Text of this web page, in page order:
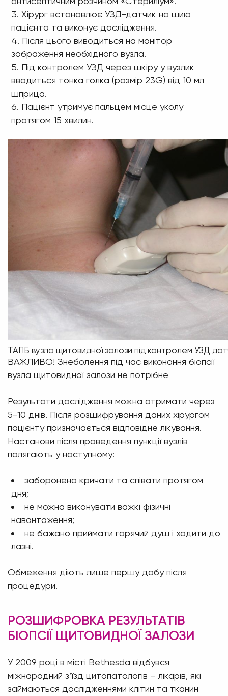
Хірург встановлює УЗД-датчик на шию
пацієнта та виконує дослідження.
Після цього виводиться на монітор
зображення необхідного вузла.
Під контролем УЗД через шкіру у вузлик
вводиться тонка голка (розмір 23G) від 10 мл
шприца.
Пацієнт утримує пальцем місце уколу
протягом 15 хвилин.
ТАПБ вузла щитовидної залози під контролем УЗД
ВАЖЛИВО! Знеболення під час виконання біопсії
вузла щитовидної залози не потрібне
Результати дослідження можна отримати через
5-10 днів. Після розшифрування даних хірургом
пацієнту призначається відповідне лікування.
Настанови після проведення пункції вузлів
полягають у наступному:
заборонено кричати та співати протягом
дня;
не можна виконувати важкі фізичні
навантаження;
не бажано приймати гарячий душ і ходити до
лазні.
Обмеження діють лише першу добу після
процедури.
РОЗШИФРОВКА РЕЗУЛЬТАТІВ
БІОПСІЇ ЩИТОВИДНОЇ ЗАЛОЗИ
У 2009 році в місті Bethesda відбувся
міжнародний з’їзд цитопатологів – лікарів, які
займаються дослідженнями клітин та тканин